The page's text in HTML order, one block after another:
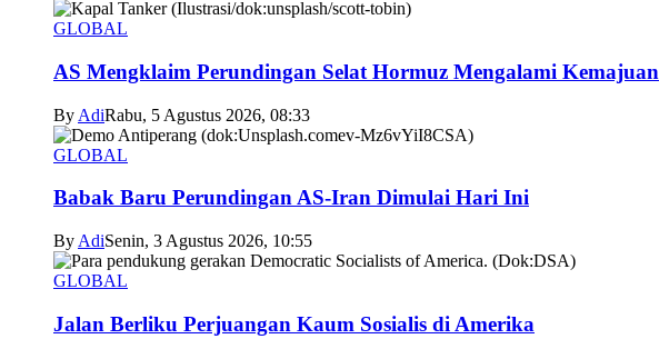
GLOBAL
AS Mengklaim Perundingan Selat Hormuz Mengalami Kemajuan
By AdiRabu, 5 Agustus 2026, 08:33
GLOBAL
Babak Baru Perundingan AS-Iran Dimulai Hari Ini
By AdiSenin, 3 Agustus 2026, 10:55
GLOBAL
Jalan Berliku Perjuangan Kaum Sosialis di Amerika